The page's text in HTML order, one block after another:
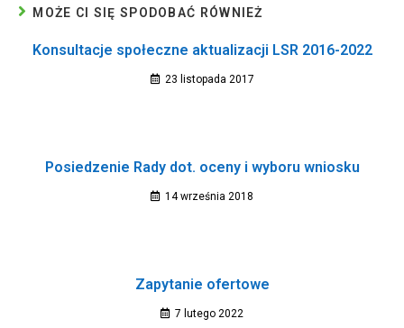
MOŻE CI SIĘ SPODOBAĆ RÓWNIEŻ
Konsultacje społeczne aktualizacji LSR 2016-2022
23 listopada 2017
Posiedzenie Rady dot. oceny i wyboru wniosku
14 września 2018
Zapytanie ofertowe
7 lutego 2022